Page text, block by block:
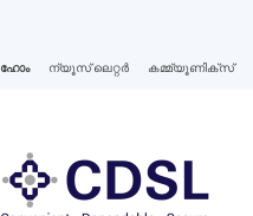
ഹോം ന്യൂസ് ലെറ്റര്‍ കമ്മ്യൂണിക്സ്